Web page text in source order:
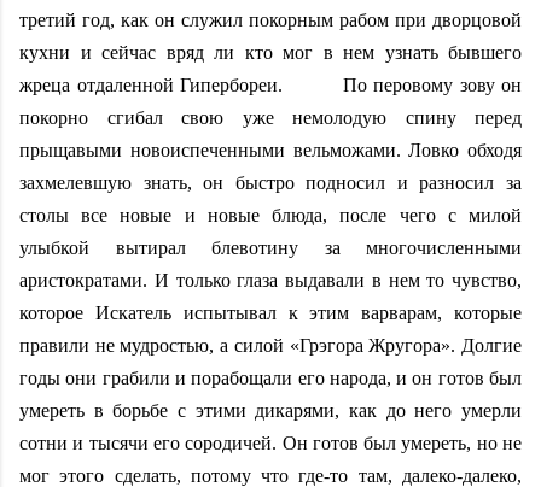
третий год, как он служил покорным рабом при дворцовой
кухни и сейчас вряд ли кто мог в нем узнать бывшего
жреца отдаленной Гипербореи. По перовому зову он
покорно сгибал свою уже немолодую спину перед
прыщавыми новоиспеченными вельможами. Ловко обходя
захмелевшую знать, он быстро подносил и разносил за
столы все новые и новые блюда, после чего с милой
улыбкой вытирал блевотину за многочисленными
аристократами. И только глаза выдавали в нем то чувство,
которое Искатель испытывал к этим варварам, которые
правили не мудростью, а силой «Грэгора Жругора». Долгие
годы они грабили и порабощали его народа, и он готов был
умереть в борьбе с этими дикарями, как до него умерли
сотни и тысячи его сородичей. Он готов был умереть, но не
мог этого сделать, потому что где-то там, далеко-далеко,